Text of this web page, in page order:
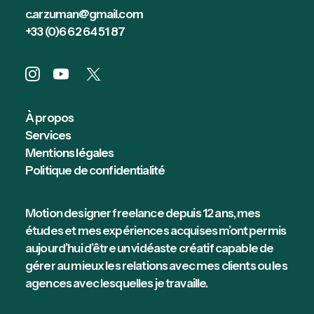
c.arzuman@gmail.com
+33 (0)6 62 64 51 87
À propos
Services
Mentions légales
Politique de confidentialité
Motion designer freelance depuis 12 ans, mes
études et mes expériences acquises m’ont permis
aujourd’hui d’être un vidéaste créatif capable de
gérer au mieux les relations avec mes clients ou les
agences avec lesquelles je travaille.